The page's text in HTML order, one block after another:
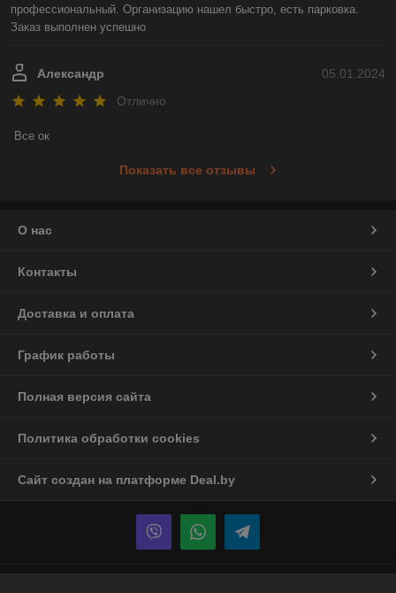
профессиональный. Организацию нашел быстро, есть парковка.
Заказ выполнен успешно
05.01.2024
Александр
Отлично
Все ок
Показать все отзывы
О нас
Контакты
Доставка и оплата
График работы
Полная версия сайта
Политика обработки cookies
Сайт создан на платформе Deal.by